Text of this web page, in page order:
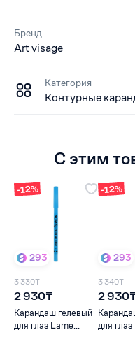
Бренд
Art visage
Категория
Контурные
С этим
-12%
293
3 330₸
2 930₸
Карандаш гелевый
для глаз Lame...
-12%
293
3 340₸
2
для